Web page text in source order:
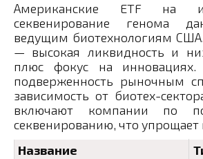
Американские ETF на
секвенирование генома
ведущим биотехнологиям
— высокая ликвидность и
плюс фокус на
подверженность рыночным
зависимость от биотех-
включают компании по
секвенированию, что упрощает
Название